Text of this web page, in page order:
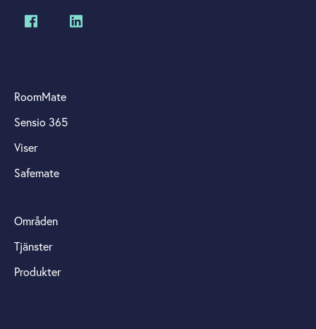
RoomMate
Sensio 365
Viser
Safemate
Områden
Tjänster
Produkter